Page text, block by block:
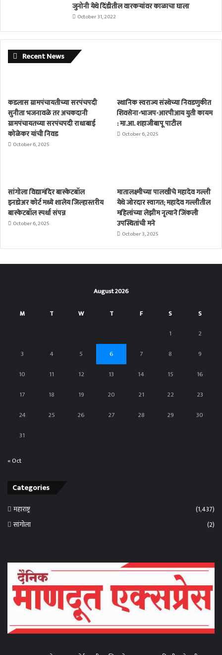
जुनोनी येथे दिंडीतील वारकर्‍यांवर काळाचा घाला
October 31, 2022
Recent News
कडलास ग्रामपंचायतीच्या सरपंचपदी
सुनीता भजनावळे तर अचकदानी
ग्रामपंचायतच्या सरपंचपदी राधाबाई
कोळेकर यांची निवड
October 6, 2025
स्थानिक स्वराज्य संस्थेच्या निवडणुकीत
शिवसेना-भाजप-आरपीआय युती कायम
: मा.आ. शहाजीबापू पाटील
October 6, 2025
सांगोला विद्यामंदिर बास्केटबॉल
इनडोअर कोर्ट मध्ये शालेय जिल्हास्तरीय
बास्केटबॉल स्पर्धा संपन्न
October 6, 2025
मातालक्ष्मीच्या पालखीचे महादेव गल्ली
येथे जोरदार स्वागत; महादेव गल्लीतील
महिलांच्या लेझीम नृत्याने जिंकली
उपस्थितांची मने
October 3, 2025
August 2026
M T W T F S
S
1
2
3
4 5 6 7 8
9
10
11 12 13 14 15
16
17
18 19 20 21 22
23
24
25 26 27 28 29
30
31
« Oct
Categories
महाराष्ट्र
(1,437)
सांगोला
(2)